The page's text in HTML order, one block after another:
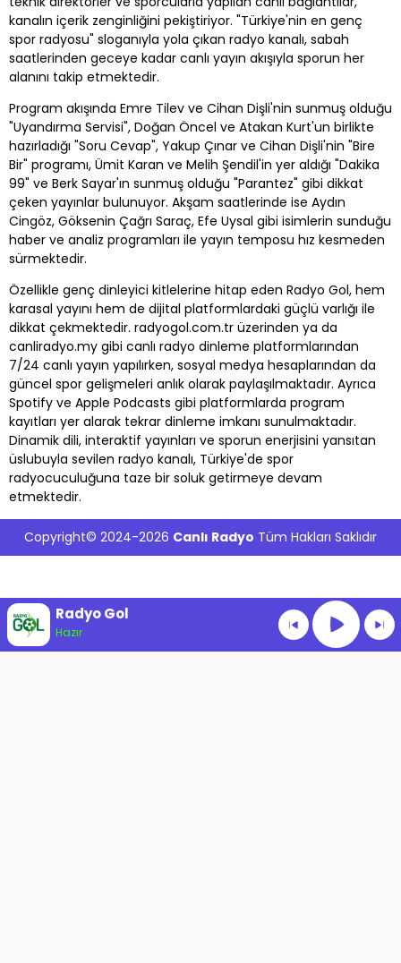
kanalın içerik zenginliğini pekiştiriyor. "Türkiye'nin en genç
spor radyosu" sloganıyla yola çıkan radyo kanalı, sabah
saatlerinden geceye kadar canlı yayın akışıyla sporun her
alanını takip etmektedir.
Program akışında Emre Tilev ve Cihan Dişli'nin sunmuş olduğu
"Uyandırma Servisi", Doğan Öncel ve Atakan Kurt'un birlikte
hazırladığı "Soru Cevap", Yakup Çınar ve Cihan Dişli'nin "Bire
Bir" programı, Ümit Karan ve Melih Şendil'in yer aldığı "Dakika
99" ve Berk Sayar'ın sunmuş olduğu "Parantez" gibi dikkat
çeken yayınlar bulunuyor. Akşam saatlerinde ise Aydın
Cingöz, Göksenin Çağrı Saraç, Efe Uysal gibi isimlerin sunduğu
haber ve analiz programları ile yayın temposu hız kesmeden
sürmektedir.
Özellikle genç dinleyici kitlelerine hitap eden Radyo Gol, hem
karasal yayını hem de dijital platformlardaki güçlü varlığı ile
dikkat çekmektedir. radyogol.com.tr üzerinden ya da
canliradyo.my gibi canlı radyo dinleme platformlarından
7/24 canlı yayın yapılırken, sosyal medya hesaplarından da
güncel spor gelişmeleri anlık olarak paylaşılmaktadır. Ayrıca
Spotify ve Apple Podcasts gibi platformlarda program
kayıtları yer alarak tekrar dinleme imkanı sunulmaktadır.
Dinamik dili, interaktif yayınları ve sporun enerjisini yansıtan
üslubuyla sevilen radyo kanalı, Türkiye'de spor
radyocuculuğuna taze bir soluk getirmeye devam
etmektedir.
Copyright© 2024-2026 Canlı Radyo Tüm Hakları Saklıdır